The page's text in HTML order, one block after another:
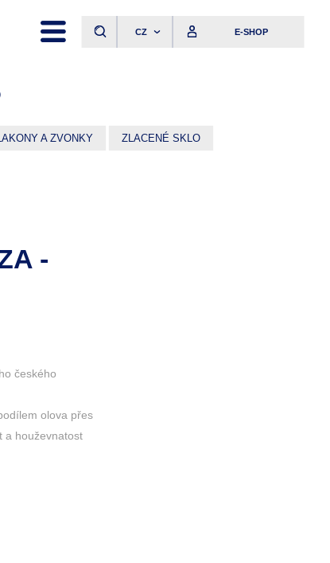
CZ E-SHOP
A ZVONKY ZLACENÉ SKLO
-
českého
olova přes
a houževnatost